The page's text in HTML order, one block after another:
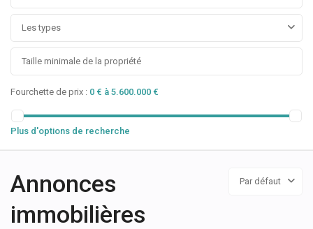
Les types
Fourchette de prix : 0 € à 5.600.000 €
Plus d'options de recherche
Par défaut
Annonces
immobilières